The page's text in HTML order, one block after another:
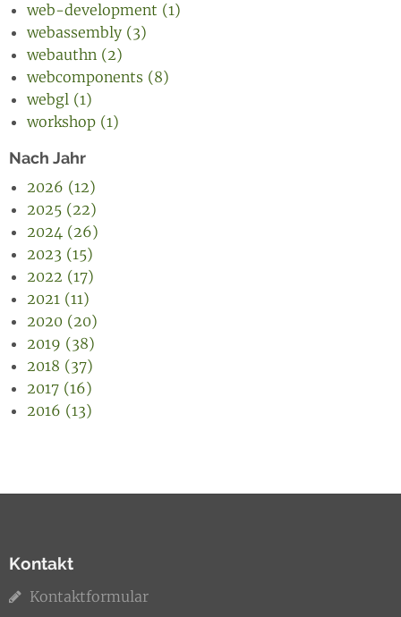
web-development (1)
webassembly (3)
webauthn (2)
webcomponents (8)
webgl (1)
workshop (1)
Nach Jahr
2026 (12)
2025 (22)
2024 (26)
2023 (15)
2022 (17)
2021 (11)
2020 (20)
2019 (38)
2018 (37)
2017 (16)
2016 (13)
Kontakt
Kontaktformular